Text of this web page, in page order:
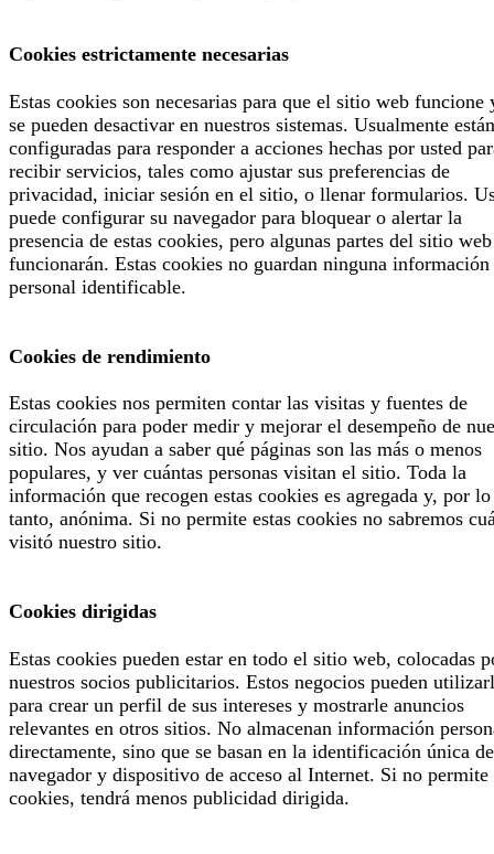
Cookies estrictamente necesarias
Estas cookies son necesarias para que el sitio web funcione
se pueden desactivar en nuestros sistemas. Usualmente están
configuradas para responder a acciones hechas por usted
recibir servicios, tales como ajustar sus preferencias de
privacidad, iniciar sesión en el sitio, o llenar formularios.
puede configurar su navegador para bloquear o alertar la
presencia de estas cookies, pero algunas partes del sitio
funcionarán. Estas cookies no guardan ninguna información
personal identificable.
Cookies de rendimiento
Estas cookies nos permiten contar las visitas y fuentes de
circulación para poder medir y mejorar el desempeño de
sitio. Nos ayudan a saber qué páginas son las más o menos
populares, y ver cuántas personas visitan el sitio. Toda la
información que recogen estas cookies es agregada y, por lo
tanto, anónima. Si no permite estas cookies no sabremos
visitó nuestro sitio.
Cookies dirigidas
Estas cookies pueden estar en todo el sitio web, colocadas
nuestros socios publicitarios. Estos negocios pueden
para crear un perfil de sus intereses y mostrarle anuncios
relevantes en otros sitios. No almacenan información
directamente, sino que se basan en la identificación única
navegador y dispositivo de acceso al Internet. Si no permite
cookies, tendrá menos publicidad dirigida.